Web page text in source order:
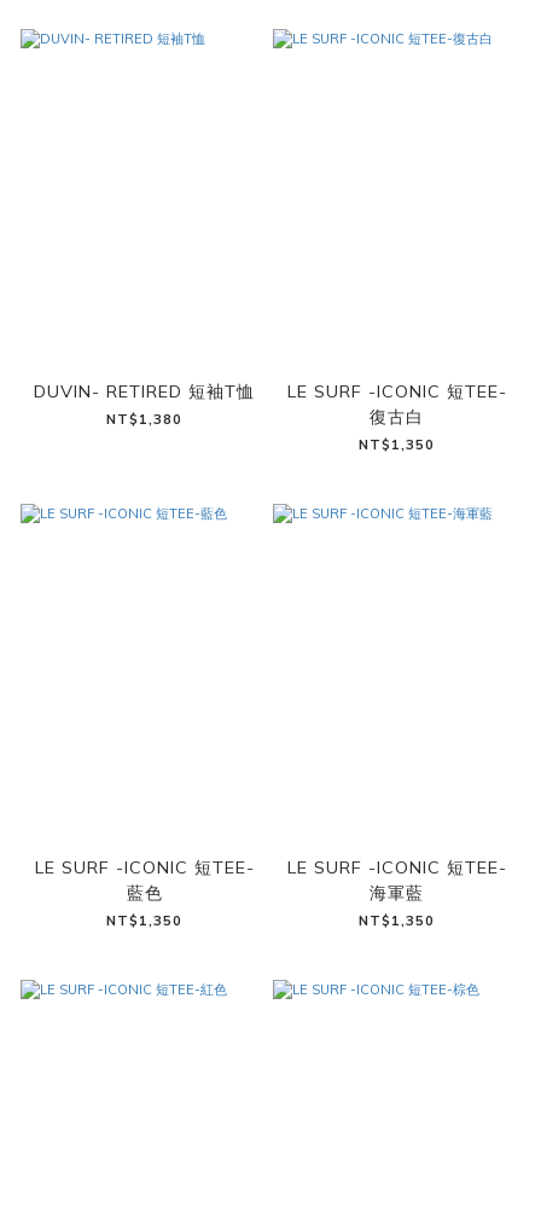
DUVIN- RETIRED 短袖T恤
NT$1,380
LE SURF -ICONIC 短TEE-
復古白
NT$1,350
LE SURF -ICONIC 短TEE-
藍色
NT$1,350
LE SURF -ICONIC 短TEE-
海軍藍
NT$1,350